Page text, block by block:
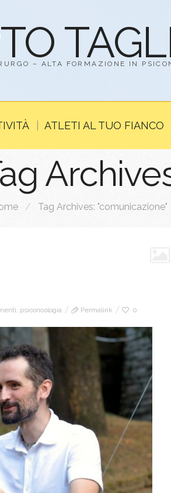
– ALTA FORMAZIONE IN
ATLETI AL TUO FIANCO
/ Tag Archives: "comunicazione"
, psiconcologia Permalink 0